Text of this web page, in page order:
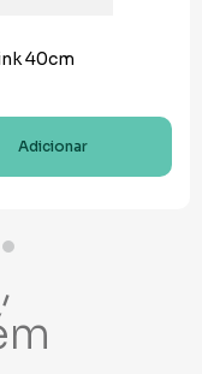
40cm
Adicionar